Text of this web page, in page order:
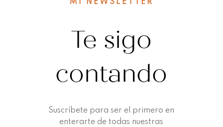
MI NEWSLETTER
Te sigo
contando
Suscríbete para ser el primero en
enterarte de todas nuestras